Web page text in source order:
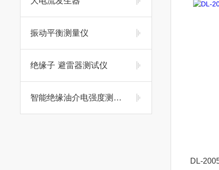
振动平衡测量仪
绝缘子 避雷器测试仪
智能绝缘油介电强度测试仪
DL-